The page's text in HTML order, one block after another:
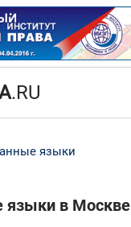
.RU
языки
языки в Москве
Да Нет